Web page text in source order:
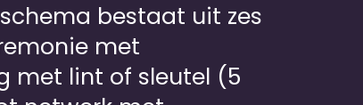
bestaat uit zes
met
met lint of sleutel (5